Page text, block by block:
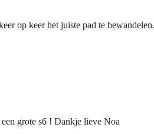
op keer het juiste pad te
grote s6 ! Dankje lieve Noa